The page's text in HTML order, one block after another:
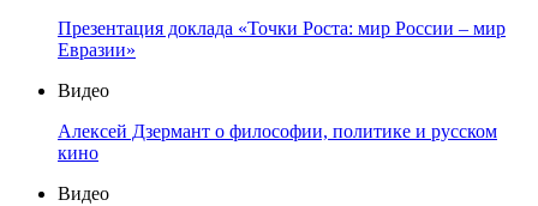
Презентация доклада «Точки Роста: мир России – мир
Евразии»
Видео
Алексей Дзермант о философии, политике и русском
кино
Видео